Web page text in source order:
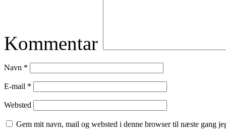
Kommentar
Navn *
E-mail *
Websted
Gem mit navn, mail og websted i denne browser til næste gang